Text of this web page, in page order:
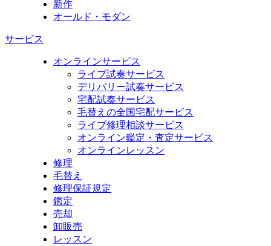
新作
オールド・モダン
サービス
オンラインサービス
ライブ試奏サービス
デリバリー試奏サービス
宅配試奏サービス
毛替えの全国宅配サービス
ライブ修理相談サービス
オンライン鑑定・査定サービス
オンラインレッスン
修理
毛替え
修理保証規定
鑑定
売却
卸販売
レッスン